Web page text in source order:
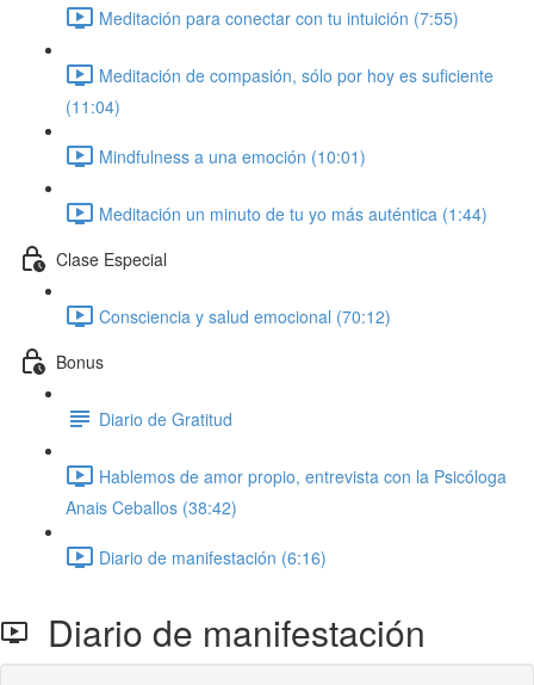
Meditación para conectar con tu intuición (7:55)
Meditación de compasión, sólo por hoy es suficiente
(11:04)
Mindfulness a una emoción (10:01)
Meditación un minuto de tu yo más auténtica (1:44)
Clase Especial
Consciencia y salud emocional (70:12)
Bonus
Diario de Gratitud
Hablemos de amor propio, entrevista con la Psicóloga
Anais Ceballos (38:42)
Diario de manifestación (6:16)
Diario de manifestación